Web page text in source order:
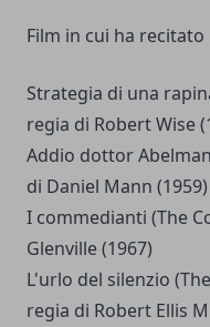
Film in cui ha recitato
Strategia di una
regia di Robert Wise
Addio dottor
di Daniel Mann (1959)
I commedianti (The
Glenville (1967)
L'urlo del silenzio
regia di Robert Ellis